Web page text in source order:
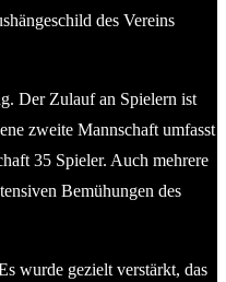
des Vereins
Der Zulauf an Spielern ist
zweite Mannschaft umfasst
35 Spieler. Auch mehrere
Bemühungen des
wurde gezielt verstärkt, das